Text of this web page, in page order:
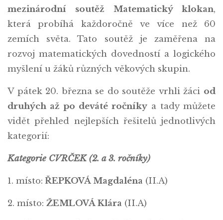
mezinárodní soutěž Matematický klokan,
která probíhá každoročně ve více než 60
zemích světa. Tato soutěž je zaměřena na
rozvoj matematických dovedností a logického
myšlení u žáků různých věkových skupin.
V pátek 20. března se do soutěže vrhli žáci od
druhých až po deváté ročníky a tady můžete
vidět přehled nejlepších řešitelů jednotlivých
kategorií:
Kategorie CVRČEK (2. a 3. ročníky)
1. místo: ŘEPKOVÁ Magdaléna (II.A)
2. místo: ŽEMLOVÁ Klára (II.A)